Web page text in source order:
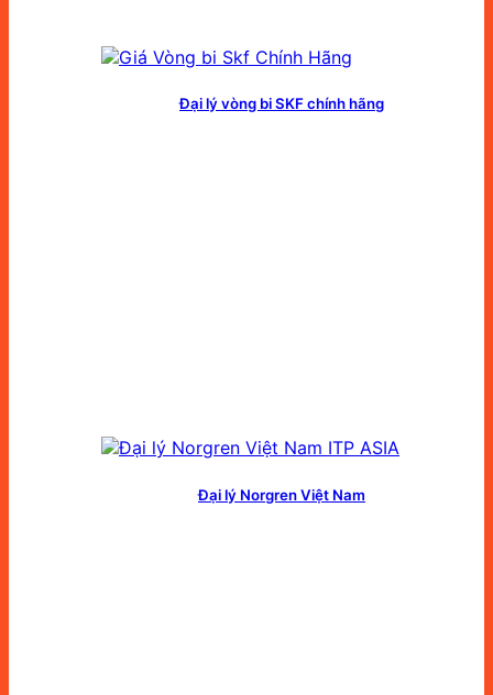
Đại lý vòng bi SKF chính hãng
Đại lý Norgren Việt Nam